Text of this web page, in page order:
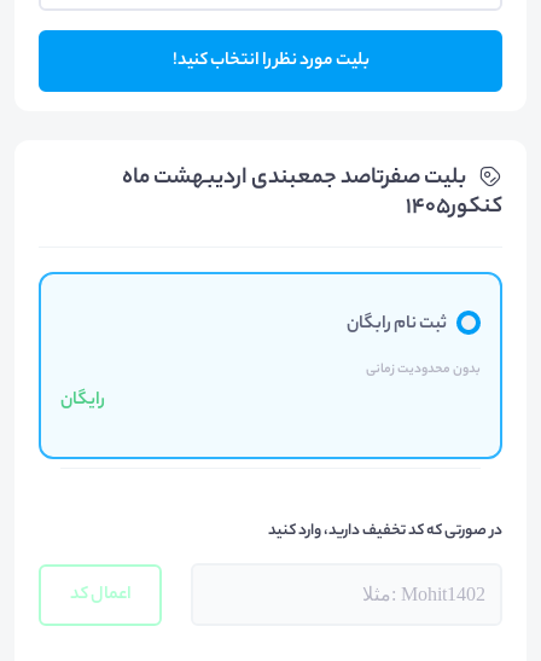
بلیت مورد نظر را انتخاب کنید!
بلیت‌ صفرتاصد جمعبندی اردیبهشت ماه
کنکور۱۴۰۵
ثبت نام رابگان
بدون محدودیت زمانی
رایگان
در صورتی که کد تخفیف دارید، وارد کنید
اعمال کد